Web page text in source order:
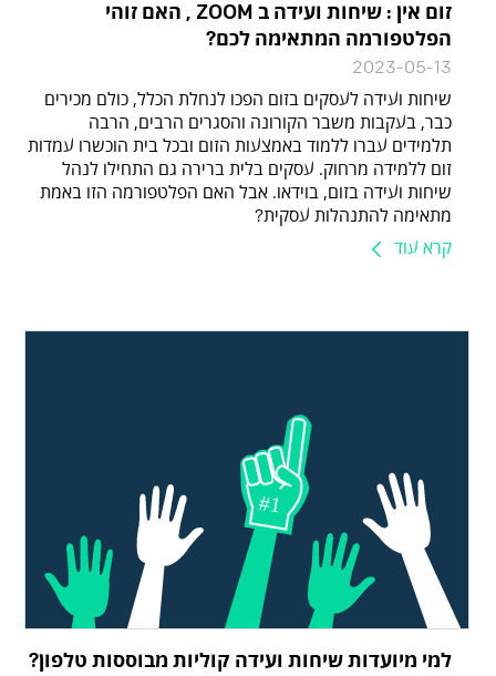
זום אין : שיחות ועידה ב ZOOM , האם זוהי
הפלטפורמה המתאימה לכם?
2023-05-13
שיחות ועידה לעסקים בזום הפכו לנחלת הכלל, כולם מכירים
כבר, בעקבות משבר הקורונה והסגרים הרבים, הרבה
תלמידים עברו ללמוד באמצעות הזום ובכל בית הוכשרו עמדות
זום ללמידה מרחוק. עסקים בלית ברירה גם התחילו לנהל
שיחות ועידה בזום, בוידאו. אבל האם הפלטפורמה הזו באמת
מתאימה להתנהלות עסקית?
קרא עוד
למי מיועדות שיחות ועידה קוליות מבוססות טלפון?